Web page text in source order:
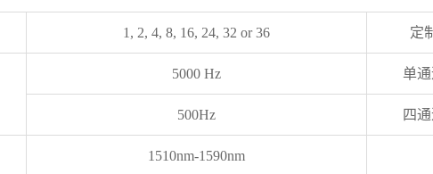
1, 2, 4, 8, 16, 24, 32 or 36 定
5000 Hz 单
500Hz 四
1510nm-1590nm